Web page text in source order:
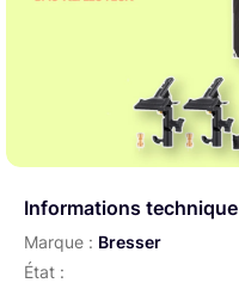
Informations technique
Marque : Bresser
État :